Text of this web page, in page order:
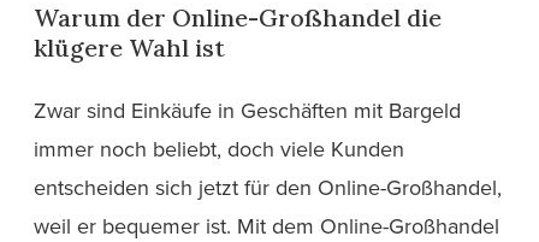
Warum der Online-Großhandel die
klügere Wahl ist
Zwar sind Einkäufe in Geschäften mit Bargeld
immer noch beliebt, doch viele Kunden
entscheiden sich jetzt für den Online-Großhandel,
weil er bequemer ist. Mit dem Online-Großhandel